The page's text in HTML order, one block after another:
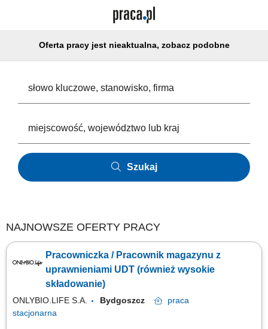
Oferta pracy jest nieaktualna, zobacz podobne
Szukaj
NAJNOWSZE OFERTY PRACY
Pracowniczka / Pracownik magazynu z
uprawnieniami UDT (również wysokie
składowanie)
ONLYBIO.LIFE S.A. Bydgoszcz
praca
stacjonarna